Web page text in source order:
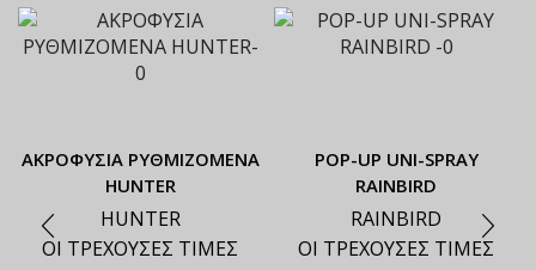
ΑΚΡΟΦΥΣΙΑ ΡΥΘΜΙΖΟΜΕΝΑ
HUNTER
HUNTER
ΟΙ ΤΡΕΧΟΥΣΕΣ ΤΙΜΕΣ
ΡΟΡ-UP UNI-SPRAY
RAINBIRD
RAINBIRD
ΟΙ ΤΡΕΧΟΥΣΕΣ ΤΙΜΕΣ